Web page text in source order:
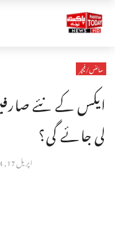
سائنس/فیچر
ایکس کے نئے
لی جائے گی؟
اپریل 17, 2024